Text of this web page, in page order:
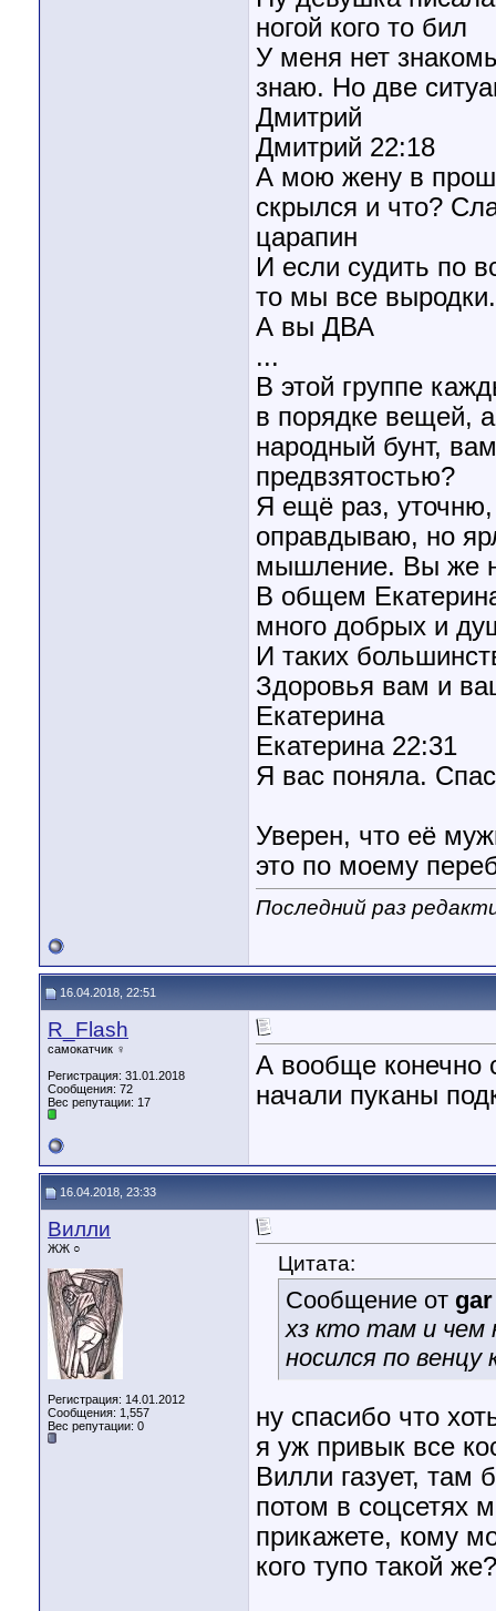
ногой кого то бил
У меня нет
знаю. Но две
Дмитрий
Дмитрий 22:18
А мою жену в
скрылся и что?
царапин
И если судить по
то мы все выродки.
А вы ДВА
...
В этой группе
в порядке вещей,
народный бунт,
предвзятостью?
Я ещё раз, уточню,
оправдываю, но
мышление. Вы же
В общем
много добрых и
И таких
Здоровья вам и
Екатерина
Екатерина 22:31
Я вас поняла.
Уверен, что её
это по моему
Последний раз
16.04.2018, 22:51
R_Flash
самокатчик ♀
Регистрация: 31.01.2018
Сообщения: 72
Вес репутации: 17
А вообще конечно
начали пуканы
16.04.2018, 23:33
Вилли
ЖЖ ○
Регистрация: 14.01.2012
Сообщения: 1,557
Вес репутации: 0
Цитата:
Сообщение от gar
хз кто там и чем
носился по венцу
ну спасибо что
я уж привык все
Вилли газует,
потом в соцсетях
прикажете, кому
кого тупо такой